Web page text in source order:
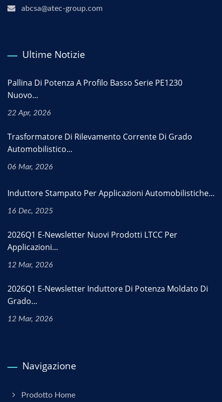
abcsa@atec-group.com
Ultime Notizie
Pallina Di Potenza A Profilo Basso Serie PE1230
Nuovo...
22 Apr, 2026
Trasformatore Di Rilevamento Corrente Di Grado
Automobilistico...
06 Mar, 2026
Induttore Stampato Per Applicazioni Automobilistiche...
16 Dec, 2025
2026Q1 E-Newsletter Nuovi Prodotti LTCC Per
Applicazioni...
12 Mar, 2026
2026Q1 E-Newsletter Induttore Di Potenza Moldato Di
Grado...
12 Mar, 2026
Navigazione
Prodotto Home